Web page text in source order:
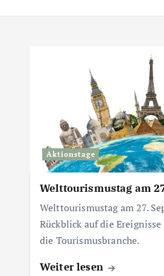
Aktionstage
Welttourismustag am
Welttourismustag am 27.
Rückblick auf die
die Tourismusbranche.
Weiter lesen